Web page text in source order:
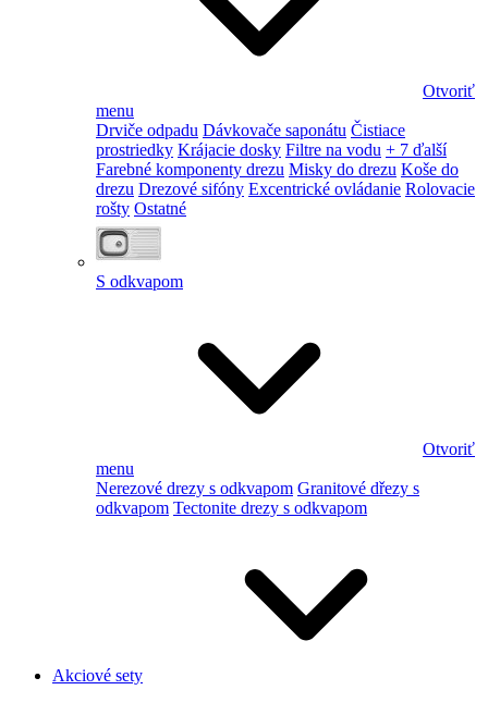
Otvoriť
menu
Drviče odpadu Dávkovače saponátu Čistiace
prostriedky Krájacie dosky Filtre na vodu + 7 ďalší
Farebné komponenty drezu Misky do drezu Koše do
drezu Drezové sifóny Excentrické ovládanie Rolovacie
rošty Ostatné
S odkvapom
Otvoriť
menu
Nerezové drezy s odkvapom Granitové dřezy s
odkvapom Tectonite drezy s odkvapom
Akciové sety